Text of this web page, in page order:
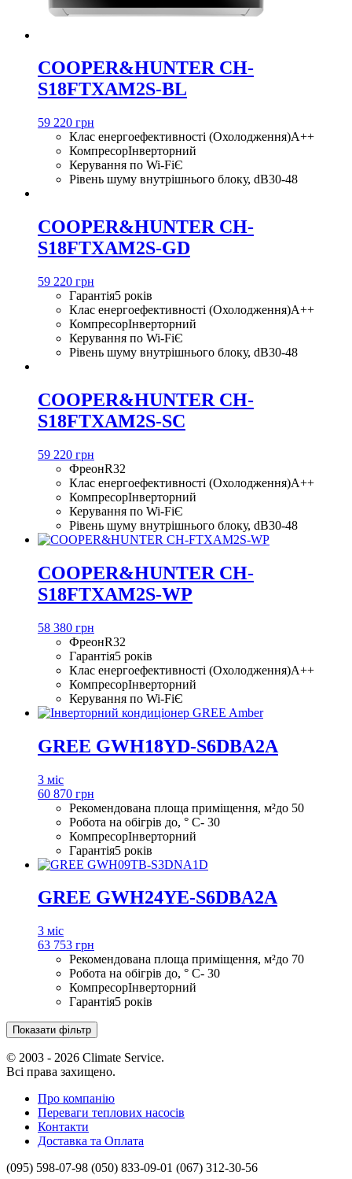
COOPER&HUNTER CH-
S18FTXAM2S-BL
59 220 грн
Клас енергоефективності (Охолодження)A++
КомпресорІнверторний
Керування по Wi-FiЄ
Рівень шуму внутрішнього блоку, dB30-48
COOPER&HUNTER CH-
S18FTXAM2S-GD
59 220 грн
Гарантія5 років
Клас енергоефективності (Охолодження)A++
КомпресорІнверторний
Керування по Wi-FiЄ
Рівень шуму внутрішнього блоку, dB30-48
COOPER&HUNTER CH-
S18FTXAM2S-SC
59 220 грн
ФреонR32
Клас енергоефективності (Охолодження)A++
КомпресорІнверторний
Керування по Wi-FiЄ
Рівень шуму внутрішнього блоку, dB30-48
COOPER&HUNTER CH-
S18FTXAM2S-WP
58 380 грн
ФреонR32
Гарантія5 років
Клас енергоефективності (Охолодження)A++
КомпресорІнверторний
Керування по Wi-FiЄ
GREE GWH18YD-S6DBA2A
3 міс
60 870 грн
Рекомендована площа приміщення, м²до 50
Робота на обігрів до, ° С- 30
КомпресорІнверторний
Гарантія5 років
GREE GWH24YE-S6DBA2A
3 міс
63 753 грн
Рекомендована площа приміщення, м²до 70
Робота на обігрів до, ° С- 30
КомпресорІнверторний
Гарантія5 років
Показати фільтр
© 2003 - 2026 Climate Service.
Всі права захищено.
Про компанію
Переваги теплових насосів
Контакти
Доставка та Оплата
(095) 598-07-98 (050) 833-09-01 (067) 312-30-56